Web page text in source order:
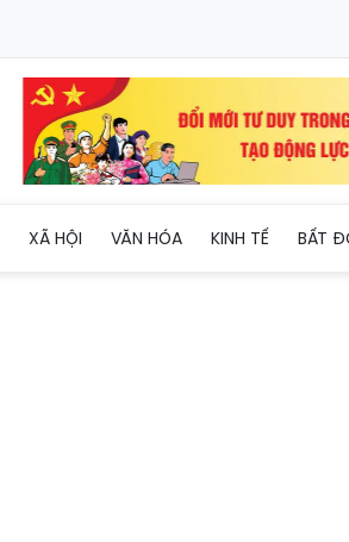
XÃ HỘI VĂN HÓA KINH TẾ BẤT